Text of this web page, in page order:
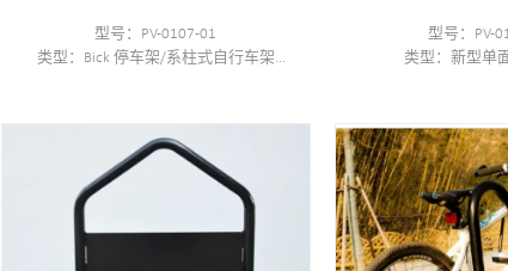
型号：PV-0107-01
类型：Bick 停车架/系柱式自行车架
表面处理：粉末涂层、热镀锌/电抛光
包装尺寸：940*740*200mm 1套/箱
最小起订量：200 件
型号：PV-
类型：新型单
尺寸：
表面处理：粉末涂层
包装尺寸：
可停放1辆